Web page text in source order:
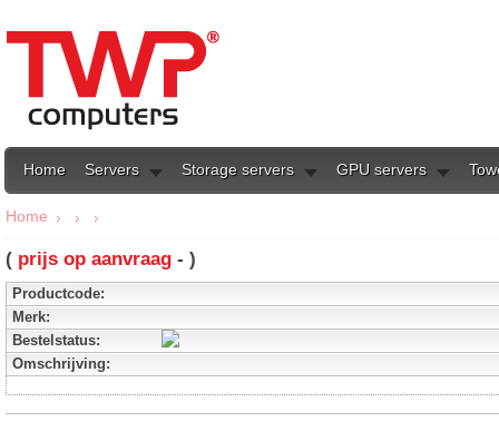
Home Servers Storage servers GPU servers
Home
( prijs op aanvraag - )
Productcode:
Merk:
Bestelstatus:
Omschrijving: